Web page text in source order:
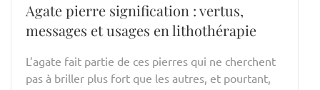
Agate pierre signification : vertus,
messages et usages en lithothérapie
L’agate fait partie de ces pierres qui ne cherchent
pas à briller plus fort que les autres, et pourtant,